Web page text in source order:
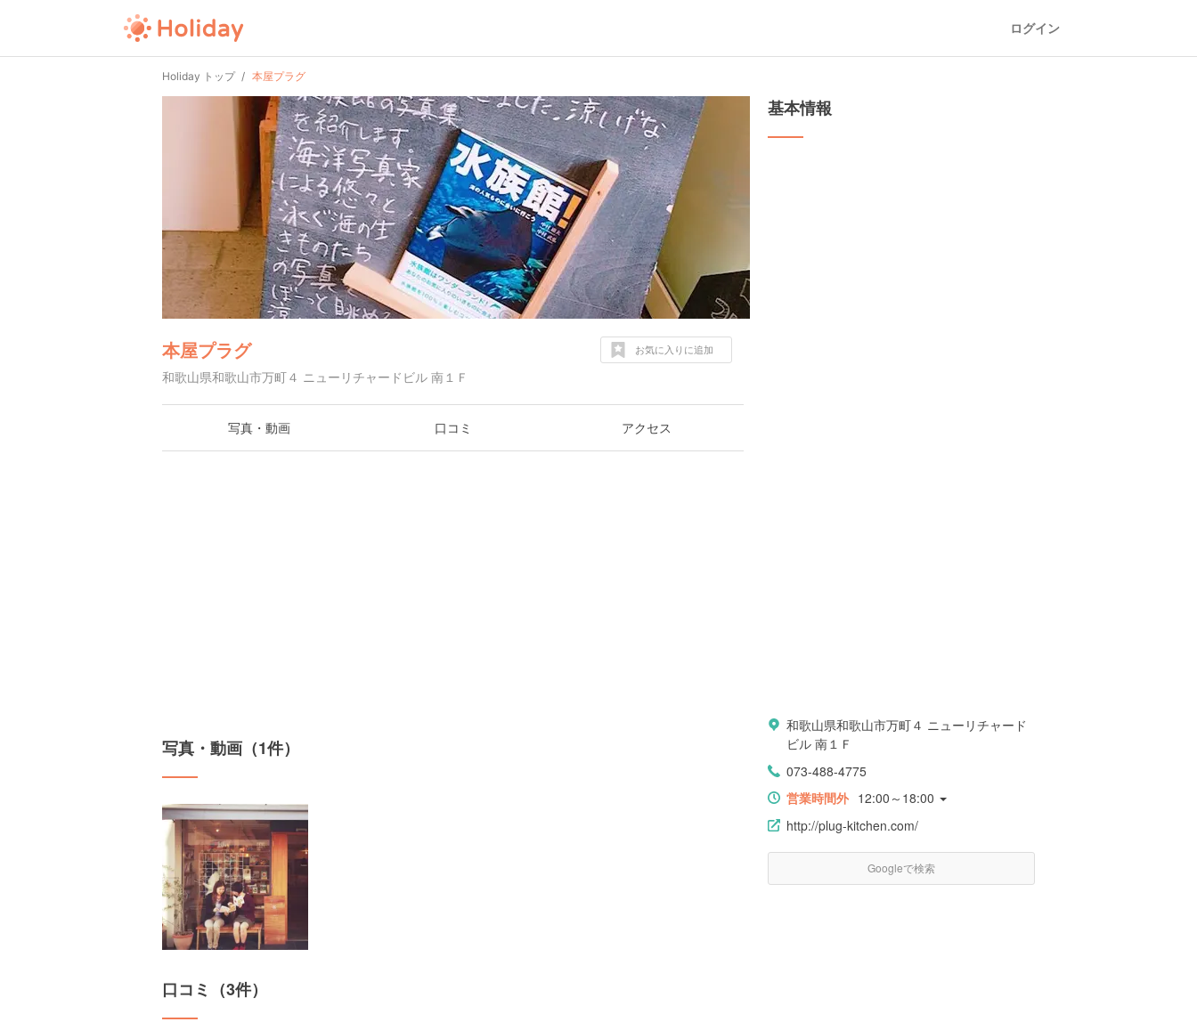
ログイン
Holiday トップ 本屋プラグ
本屋プラグ
和歌山県和歌山市万町４ ニューリチャードビル 南１Ｆ
お気に入りに追加
写真・動画 口コミ アクセス
写真・動画（1件）
口コミ（3件）
基本情報
和歌山県和歌山市万町４ ニューリチャード
ビル 南１Ｆ
073-488-4775
営業時間外 12:00～18:00
http://plug-kitchen.com/
Googleで検索